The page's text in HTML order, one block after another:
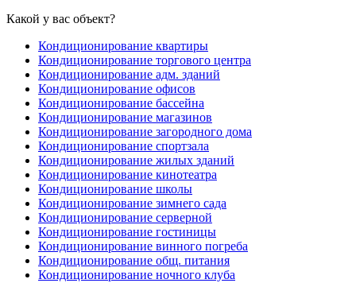
Какой у вас объект?
Кондиционирование квартиры
Кондиционирование торгового центра
Кондиционирование адм. зданий
Кондиционирование офисов
Кондиционирование бассейна
Кондиционирование магазинов
Кондиционирование загородного дома
Кондиционирование спортзала
Кондиционирование жилых зданий
Кондиционирование кинотеатра
Кондиционирование школы
Кондиционирование зимнего сада
Кондиционирование серверной
Кондиционирование гостиницы
Кондиционирование винного погреба
Кондиционирование общ. питания
Кондиционирование ночного клуба